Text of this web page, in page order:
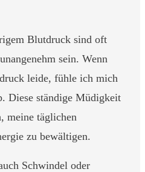
Blutdruck sind oft
sein. Wenn
leide, fühle ich mich
Diese ständige Müdigkeit
meine täglichen
zu bewältigen.
Schwindel oder